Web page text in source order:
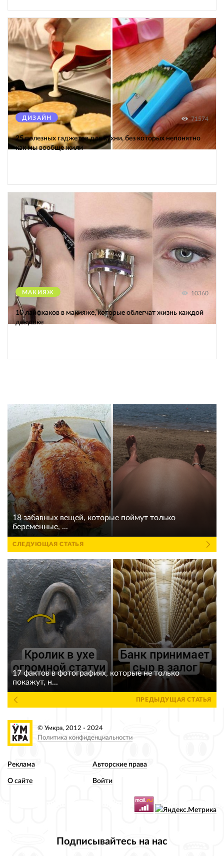
ДИЗАЙН 71574
25 полезных гаджетов для кухни, без которых непонятно
как мы вообще жили
МАКИЯЖ 10360
10 лайфхаков в макияже, которые облегчат жизнь каждой
девушке
18 забавных вещей, которые поймут только
беременные, ...
СЛЕДУЮЩАЯ СТАТЬЯ
17 фактов в фотографиях, которые не только
покажут, н...
ПРЕДЫДУЩАЯ СТАТЬЯ
Реклама Авторские права
О сайте Войти
Подписывайтесь на нас
© Умкра, 2012 - 2024
Политика конфиденциальности